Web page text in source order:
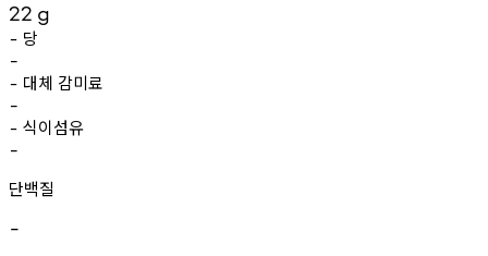
22 g
- 당
-
- 대체 감미료
-
- 식이섬유
-
단백질
-